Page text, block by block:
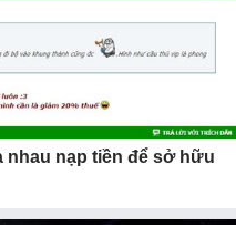
nhau nạp tiền để sở hữu